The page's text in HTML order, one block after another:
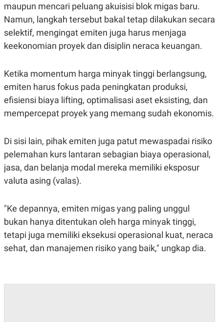
maupun mencari peluang akuisisi blok migas baru.
Namun, langkah tersebut bakal tetap dilakukan secara
selektif, mengingat emiten juga harus menjaga
keekonomian proyek dan disiplin neraca keuangan.
Ketika momentum harga minyak tinggi berlangsung,
emiten harus fokus pada peningkatan produksi,
efisiensi biaya lifting, optimalisasi aset eksisting, dan
mempercepat proyek yang memang sudah ekonomis.
Di sisi lain, pihak emiten juga patut mewaspadai risiko
pelemahan kurs lantaran sebagian biaya operasional,
jasa, dan belanja modal mereka memiliki eksposur
valuta asing (valas).
"Ke depannya, emiten migas yang paling unggul
bukan hanya ditentukan oleh harga minyak tinggi,
tetapi juga memiliki eksekusi operasional kuat, neraca
sehat, dan manajemen risiko yang baik," ungkap dia.